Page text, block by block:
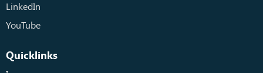
LinkedIn
YouTube
Quicklinks